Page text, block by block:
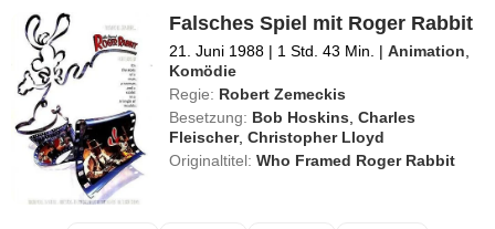
Falsches Spiel mit Roger Rabbit
21. Juni 1988 | 1 Std. 43 Min. | Animation
Komödie
Regie: Robert Zemeckis
Besetzung: Bob Hoskins ,Charles
Fleischer,Christopher Lloyd
Originaltitel:Who Framed Roger Rabbit